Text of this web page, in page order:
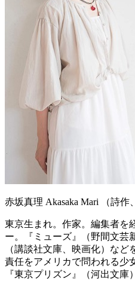
赤坂真理 Akasaka Mari （詩作
東京生まれ。作家。編集者を
ー。『ミューズ』（野間文芸
（講談社文庫、映画化）など
責任をアメリカで問われる少
『東京プリズン』（河出文